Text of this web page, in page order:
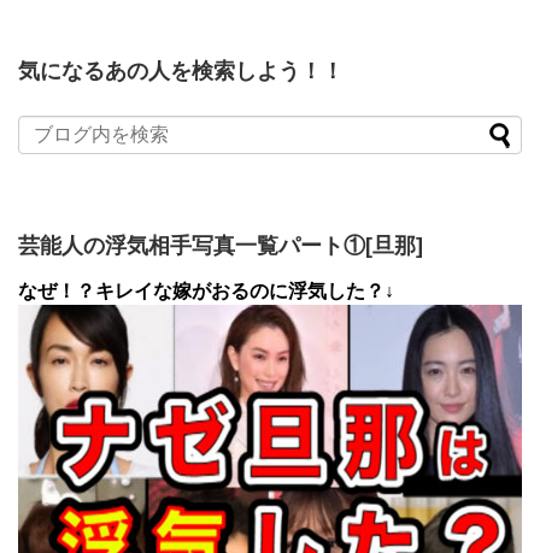
気になるあの人を検索しよう！！
芸能人の浮気相手写真一覧パート①[旦那]
なぜ！？キレイな嫁がおるのに浮気した？↓